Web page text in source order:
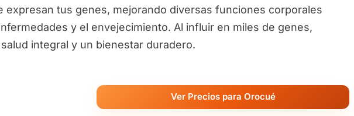
expresan tus genes, mejorando diversas funciones corporales
y el envejecimiento. Al influir en miles de genes,
integral y un bienestar duradero.
Ver Precios para Orocué